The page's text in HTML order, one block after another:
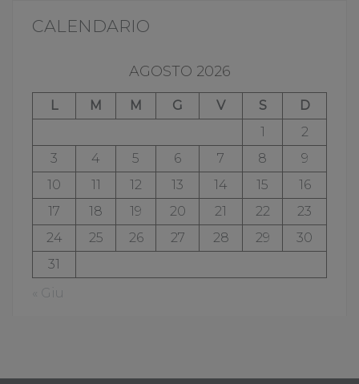
CALENDARIO
AGOSTO 2026
L M M G V S
D
1
2
3
4 5 6 7 8
9
10
11 12 13 14 15
16
17
18 19 20 21 22
23
24
25 26 27 28 29
30
31
« Giu